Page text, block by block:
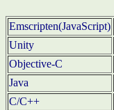
Emscripten(JavaScript)
Unity
Objective-C
Java
C/C++